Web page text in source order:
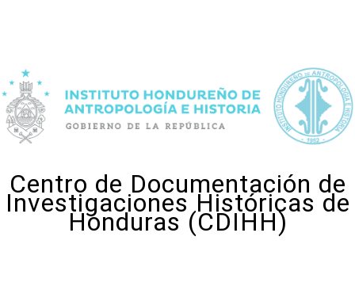
Centro de Documentación de
Investigaciones Históricas de
Honduras (CDIHH)